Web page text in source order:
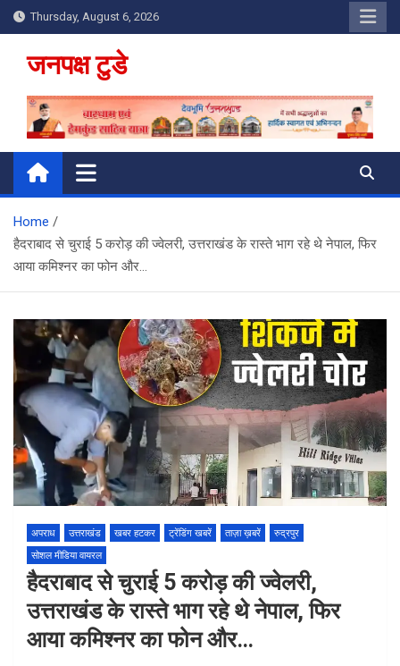
Skip
to
content
Thursday, August 6, 2026
जनपक्ष टुडे
Home
हैदराबाद से चुराई 5 करोड़ की ज्वेलरी, उत्तराखंड के रास्ते भाग रहे थे नेपाल, फिर
आया कमिश्नर का फोन और…
अपराध उत्तराखंड खबर हटकर ट्रेंडिंग खबरें ताज़ा ख़बरें
रुद्रपुर
सोशल मीडिया वायरल
हैदराबाद से चुराई 5 करोड़ की ज्वेलरी,
उत्तराखंड के रास्ते भाग रहे थे नेपाल, फिर
आया कमिश्नर का फोन और…